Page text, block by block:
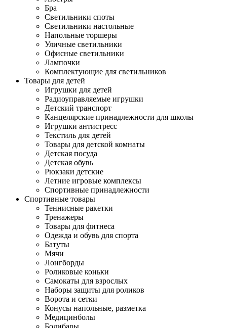
Бра
Светильники споты
Светильники настольные
Напольные торшеры
Уличные светильники
Офисные светильники
Лампочки
Комплектующие для светильников
Товары для детей
Игрушки для детей
Радиоуправляемые игрушки
Детский транспорт
Канцелярские принадлежности для школы
Игрушки антистресс
Текстиль для детей
Товары для детской комнаты
Детская посуда
Детская обувь
Рюкзаки детские
Летние игровые комплексы
Спортивные принадлежности
Спортивные товары
Теннисные ракетки
Тренажеры
Товары для фитнеса
Одежда и обувь для спорта
Батуты
Мячи
Лонгборды
Роликовые коньки
Самокаты для взрослых
Наборы защиты для роликов
Ворота и сетки
Конусы напольные, разметка
Медицинболы
Бодибары